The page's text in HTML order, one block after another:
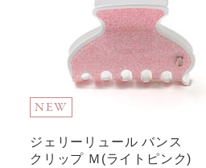
NEW
ジェリーリュール バンス
クリップ Ｍ(ライトピンク)